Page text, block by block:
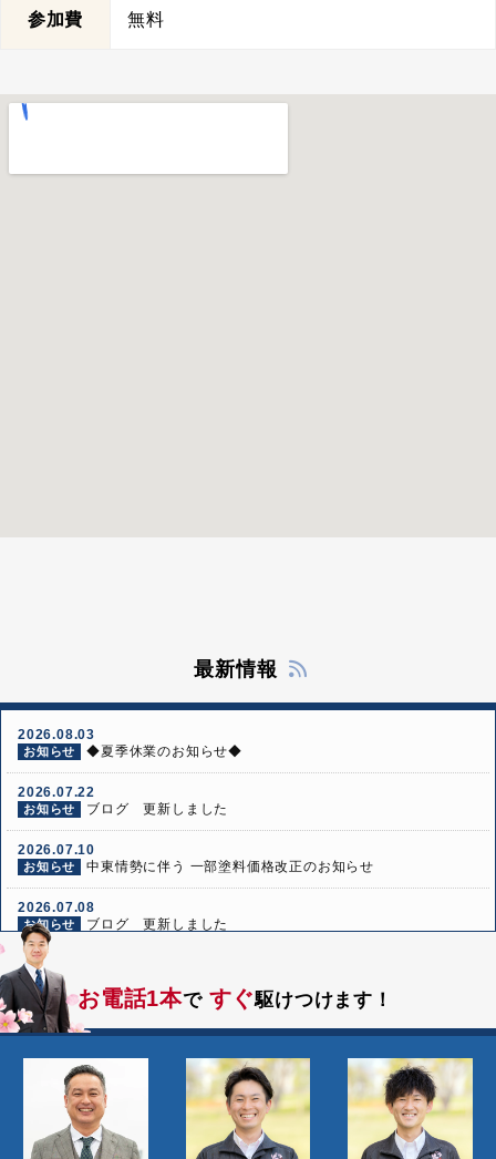
参加費 無料
最新情報
2026.08.03
お知らせ ◆夏季休業のお知らせ◆
2026.07.22
お知らせ ブログ 更新しました
2026.07.10
お知らせ 中東情勢に伴う 一部塗料価格改正のお知らせ
2026.07.08
お知らせ ブログ 更新しました
2026.06.24
お知らせ
2026.06.10
お知らせ ブログ 更新しました
お電話1本で すぐ駆けつけます！